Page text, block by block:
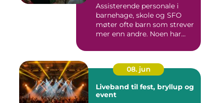
Assisterende personale i
barnehage, skole og SFO
møter ofte barn som strever
mer enn andre. Noen har...
08. jun
Liveband til fest, bryllup og
event